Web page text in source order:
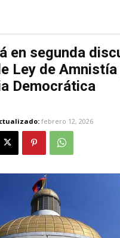
en segunda
Ley de Amnistía
Democrática
febrero 12, 2026